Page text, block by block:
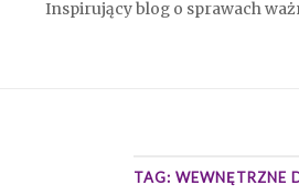
Inspirujący blog o sprawach
TAG: WEWNĘTRZNE